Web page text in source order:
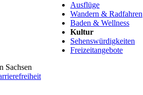
Ausflüge
Wandern & Radfahren
Baden & Wellness
Kultur
Sehenswürdigkeiten
Freizeitangebote
Sachsen